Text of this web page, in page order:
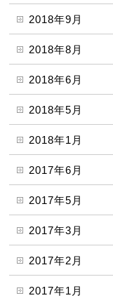
2018年9月
2018年8月
2018年6月
2018年5月
2018年1月
2017年6月
2017年5月
2017年3月
2017年2月
2017年1月